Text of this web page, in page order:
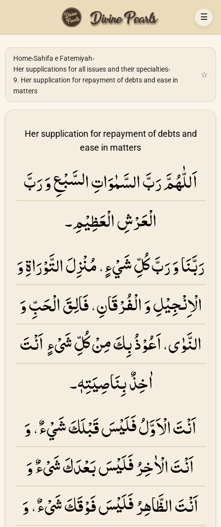
☰
Home›Sahifa e Fatemiyah›
Her supplications for all issues and their specialties›
9. Her supplication for repayment of debts and ease in
matters
☆
Her supplication for repayment of debts and
ease in matters
اَللّٰهُمَّ رَبَّ السَّمٰوَاتِ السَّبْعِ وَ رَبَّ
الْعَرْشِ الْعَظِیْمِ۔
رَبَّنَا وَ رَبَّ كُلِّ شَيْءٍ، مُنْزِلَ التَّوْرَاةِ وَ
الْاِنْجِيْلِ وَ الْفُرْقَانِ، فَالِقَ الْحَبِّ وَ
النَّوٰی، اَعُوْذُ بِكَ مِنْ كُلِّ شَیْءٍ اَنْتَ
اٰخِذٌ بِنَاصِیَتِهٖ۔
اَنْتَ الْاَوَّلُ فَلَيْسَ قَبْلَكَ شَيْءٌ، وَ
اَنْتَ الْاٰخِرُ فَلَیْسَ بَعْدَكَ شَیْءٌ وَ
اَنْتَ الظَّاهِرُ فَلَیْسَ فَوْقَكَ شَیْءٌ، وَ